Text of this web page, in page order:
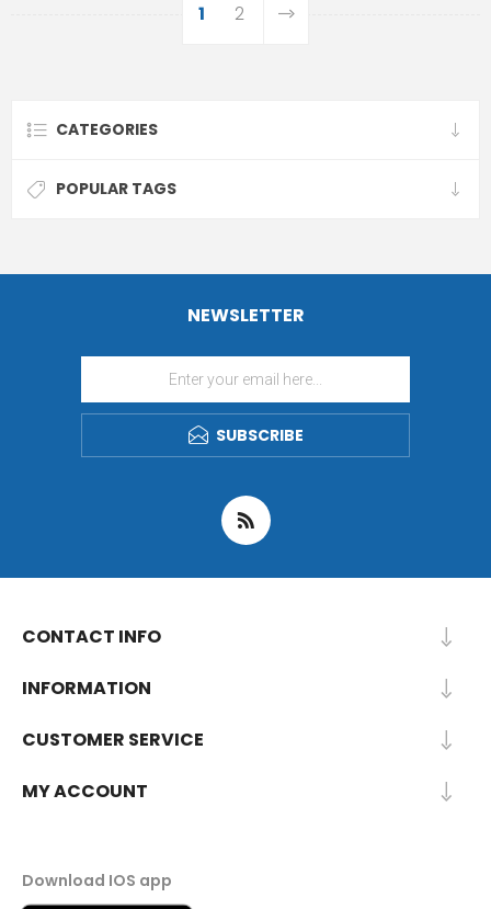
1 2
CATEGORIES
POPULAR TAGS
NEWSLETTER
SUBSCRIBE
CONTACT INFO
INFORMATION
CUSTOMER SERVICE
MY ACCOUNT
Download IOS app